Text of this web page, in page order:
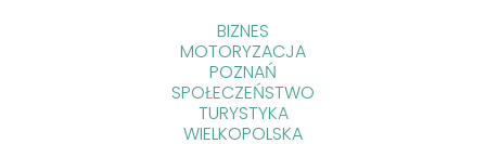
BIZNES
MOTORYZACJA
POZNAŃ
SPOŁECZEŃSTWO
TURYSTYKA
WIELKOPOLSKA